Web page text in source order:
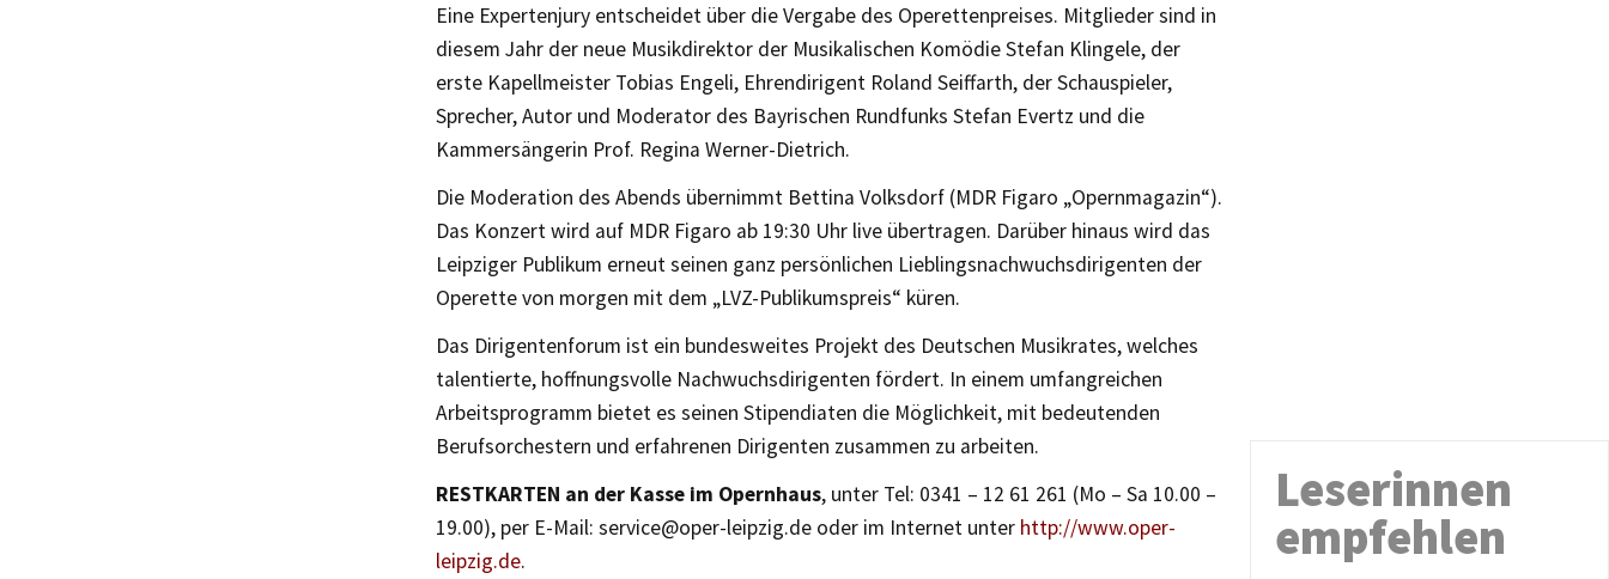
Eine Expertenjury entscheidet über die Vergabe des Operettenpreises. Mitglieder sind in
diesem Jahr der neue Musikdirektor der Musikalischen Komödie Stefan Klingele, der
erste Kapellmeister Tobias Engeli, Ehrendirigent Roland Seiffarth, der Schauspieler,
Sprecher, Autor und Moderator des Bayrischen Rundfunks Stefan Evertz und die
Kammersängerin Prof. Regina Werner-Dietrich.
Die Moderation des Abends übernimmt Bettina Volksdorf (MDR Figaro „Opernmagazin“).
Das Konzert wird auf MDR Figaro ab 19:30 Uhr live übertragen. Darüber hinaus wird das
Leipziger Publikum erneut seinen ganz persönlichen Lieblingsnachwuchsdirigenten der
Operette von morgen mit dem „LVZ-Publikumspreis“ küren.
Das Dirigentenforum ist ein bundesweites Projekt des Deutschen Musikrates, welches
talentierte, hoffnungsvolle Nachwuchsdirigenten fördert. In einem umfangreichen
Arbeitsprogramm bietet es seinen Stipendiaten die Möglichkeit, mit bedeutenden
Berufsorchestern und erfahrenen Dirigenten zusammen zu arbeiten.
RESTKARTEN an der Kasse im Opernhaus, unter Tel: 0341 – 12 61 261 (Mo – Sa 10.00 –
19.00), per E-Mail: service@oper-leipzig.de oder im Internet unter http://www.oper-
leipzig.de.
Leserinnen
empfehlen